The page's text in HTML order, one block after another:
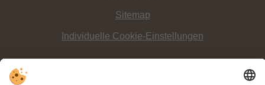
Sitemap
Individuelle Cookie-Einstellungen